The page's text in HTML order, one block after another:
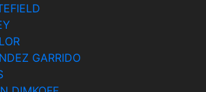
GARRIDO